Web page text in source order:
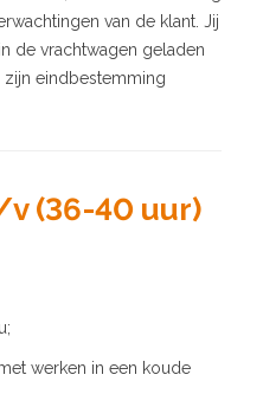
van de klant. Jij
de vrachtwagen geladen
eindbestemming
(36-40 uur)
werken in een koude